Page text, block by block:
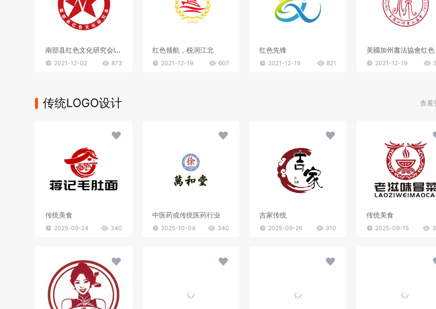
南部县红色文化研究会logo
2021-12-02 873
红色领航，税润江北
2021-12-19 607
红色先锋
2021-12-19 821
美國加州書法協會红色
2021-12-19
传统LOGO设计 查看
传统美食
2025-09-24 340
中医药或传统医药行业
2025-10-04 340
吉家传统
2025-09-26 310
传统美食
2025-09-15